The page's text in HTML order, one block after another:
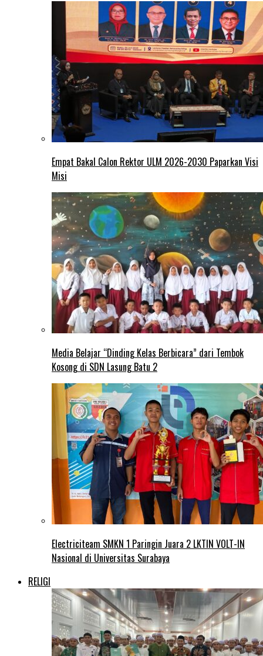
Empat Bakal Calon Rektor ULM 2026-2030 Paparkan Visi
Misi
Media Belajar “Dinding Kelas Berbicara” dari Tembok
Kosong di SDN Lasung Batu 2
Electriciteam SMKN 1 Paringin Juara 2 LKTIN VOLT-IN
Nasional di Universitas Surabaya
RELIGI